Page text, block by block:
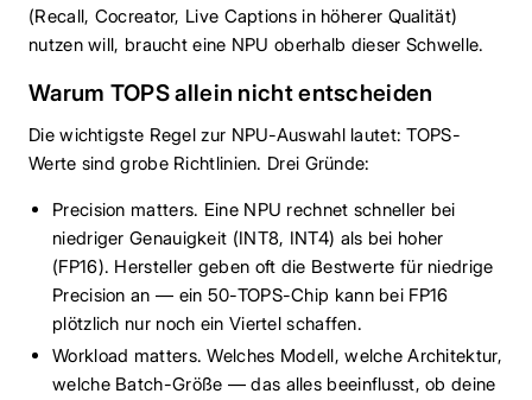
(Recall, Cocreator, Live Captions in höherer Qualität)
nutzen will, braucht eine NPU oberhalb dieser Schwelle.
Warum TOPS allein nicht entscheiden
Die wichtigste Regel zur NPU-Auswahl lautet: TOPS-
Werte sind grobe Richtlinien. Drei Gründe:
Precision matters. Eine NPU rechnet schneller bei
niedriger Genauigkeit (INT8, INT4) als bei hoher
(FP16). Hersteller geben oft die Bestwerte für niedrige
Precision an — ein 50-TOPS-Chip kann bei FP16
plötzlich nur noch ein Viertel schaffen.
Workload matters. Welches Modell, welche Architektur,
welche Batch-Größe — das alles beeinflusst, ob deine